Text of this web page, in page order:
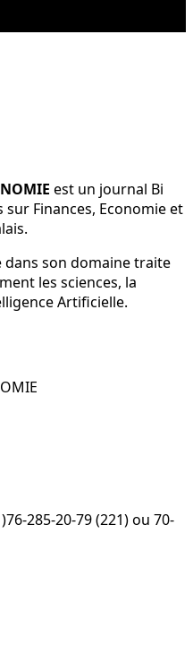
est un journal Bi
Finances, Economie et
son domaine traite
les sciences, la
Artificielle.
285-20-79 (221) ou 70-